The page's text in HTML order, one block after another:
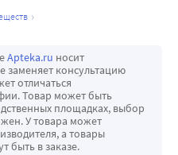
Apteka.ru носит
заменяет консультацию
отличаться
Товар может быть
площадках, выбор
У товара может
а товары
быть в заказе.